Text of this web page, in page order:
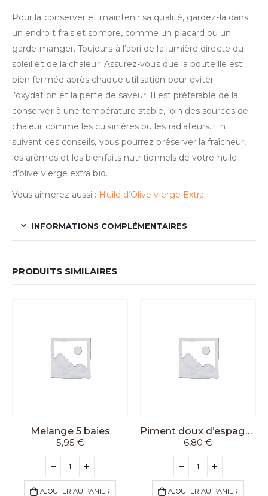
Pour la conserver et maintenir sa qualité, gardez-la dans
un endroit frais et sombre, comme un placard ou un
garde-manger. Toujours à l’abri de la lumière directe du
soleil et de la chaleur. Assurez-vous que la bouteille est
bien fermée après chaque utilisation pour éviter
l’oxydation et la perte de saveur. Il est préférable de la
conserver à une température stable, loin des sources de
chaleur comme les cuisinières ou les radiateurs. En
suivant ces conseils, vous pourrez préserver la fraîcheur,
les arômes et les bienfaits nutritionnels de votre huile
d’olive vierge extra bio.
Vous aimerez aussi : Huile d’Olive vierge Extra
INFORMATIONS COMPLÉMENTAIRES
PRODUITS SIMILAIRES
Melange 5 baies
5,95 €
AJOUTER AU PANIER
Piment doux d’espagne
6,80 €
AJOUTER AU PANIER